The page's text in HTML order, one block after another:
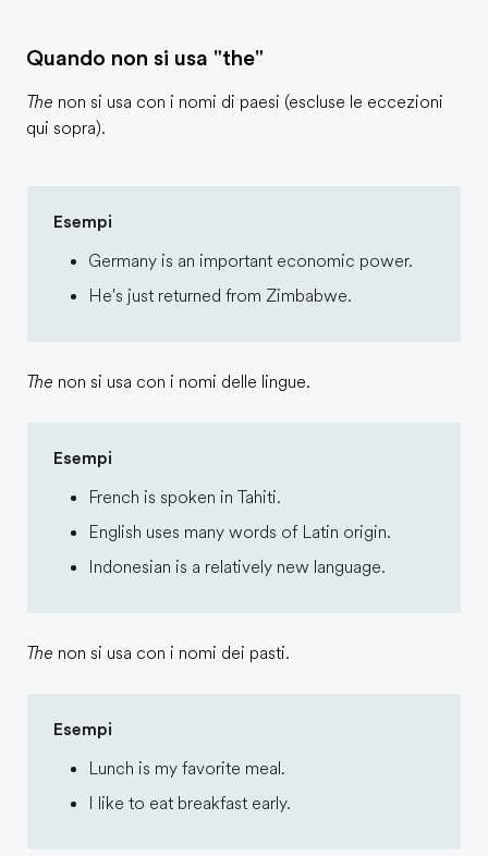
Quando non si usa "the"
The non si usa con i nomi di paesi (escluse le eccezioni
qui sopra).
Esempi
Germany is an important economic power.
He's just returned from Zimbabwe.
The non si usa con i nomi delle lingue.
Esempi
French is spoken in Tahiti.
English uses many words of Latin origin.
Indonesian is a relatively new language.
The non si usa con i nomi dei pasti.
Esempi
Lunch is my favorite meal.
I like to eat breakfast early.